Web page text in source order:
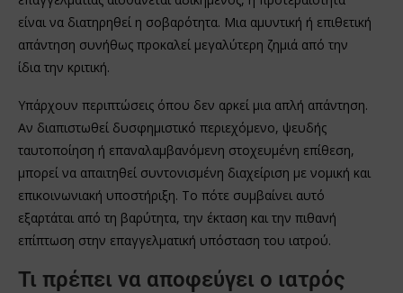
είναι να διατηρηθεί η σοβαρότητα. Μια αμυντική ή επιθετική
απάντηση συνήθως προκαλεί μεγαλύτερη ζημιά από την
ίδια την κριτική.
Υπάρχουν περιπτώσεις όπου δεν αρκεί μια απλή απάντηση.
Αν διαπιστωθεί δυσφημιστικό περιεχόμενο, ψευδής
ταυτοποίηση ή επαναλαμβανόμενη στοχευμένη επίθεση,
μπορεί να απαιτηθεί συντονισμένη διαχείριση με νομική και
επικοινωνιακή υποστήριξη. Το πότε συμβαίνει αυτό
εξαρτάται από τη βαρύτητα, την έκταση και την πιθανή
επίπτωση στην επαγγελματική υπόσταση του ιατρού.
Τι πρέπει να αποφεύγει ο ιατρός